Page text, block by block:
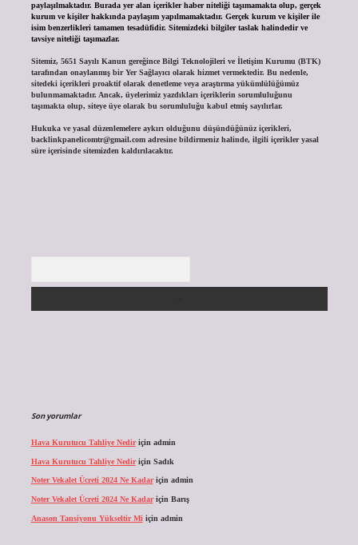
paylaşılmaktadır. Burada yer alan içerikler haber niteliği taşımamakta olup, gerçek
kurum ve kişiler hakkında paylaşım yapılmamaktadır. Gerçek kurum ve kişiler ile
isim benzerlikleri tamamen tesadüfidir. Sitemizdeki bilgiler taslak halindedir ve
tavsiye niteliği taşımazlar.
Sitemiz, 5651 Sayılı Kanun gereğince Bilgi Teknolojileri ve İletişim Kurumu (BTK)
tarafından onaylanmış bir Yer Sağlayıcı olarak hizmet vermektedir. Bu nedenle,
sitedeki içerikleri proaktif olarak denetleme veya araştırma yükümlülüğümüz
bulunmamaktadır. Ancak, üyelerimiz yazdıkları içeriklerin sorumluluğunu
taşımakta olup, siteye üye olarak bu sorumluluğu kabul etmiş sayılırlar.
Hukuka ve yasal düzenlemelere aykırı olduğunu düşündüğünüz içerikleri,
backlinkpanelicomtr@gmail.comadresine bildirmeniz halinde, ilgili içerikler yasal
süre içerisinde sitemizden kaldırılacaktır.
Son yorumlar
Hava Kurutucu Tahliye Nediriçin admin
Hava Kurutucu Tahliye Nediriçin Sadık
Noter Vekalet Ücreti 2024 Ne Kadariçin admin
Noter Vekalet Ücreti 2024 Ne Kadariçin Barış
Anason Tansiyonu Yükseltir Mi için admin